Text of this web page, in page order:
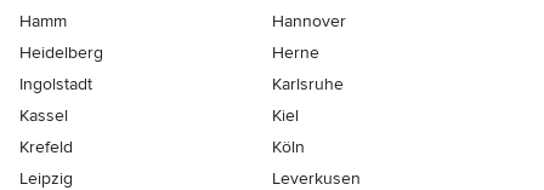
Hamm
Hannover
Heidelberg
Herne
Ingolstadt
Karlsruhe
Kassel
Kiel
Krefeld
Köln
Leipzig
Leverkusen